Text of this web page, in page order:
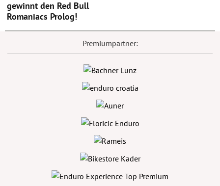
gewinnt den Red Bull
Romaniacs Prolog!
Premiumpartner: